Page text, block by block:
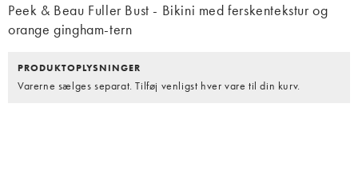
Peek & Beau Fuller Bust - Bikini med ferskentekstur og
orange gingham-tern
PRODUKTOPLYSNINGER
Varerne sælges separat. Tilføj venligst hver vare til din kurv.